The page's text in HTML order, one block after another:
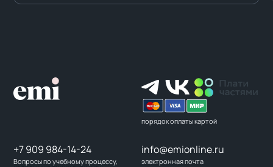
порядок оплаты картой
+7 909 984-14-24
Вопросы по учебному процессу,
info@emionline.ru
электронная почта